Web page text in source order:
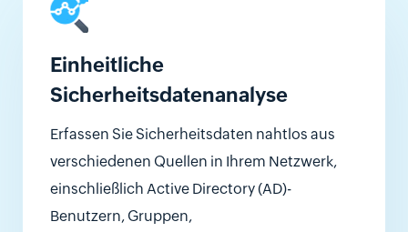
Einheitliche
Sicherheitsdatenanalyse
Erfassen Sie Sicherheitsdaten nahtlos aus
verschiedenen Quellen in Ihrem Netzwerk,
einschließlich Active Directory (AD)-
Benutzern, Gruppen,